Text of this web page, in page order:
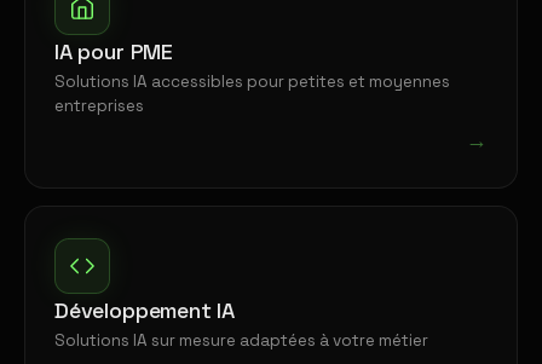
IA pour PME
Solutions IA accessibles pour petites et moyennes
entreprises
→
Développement IA
Solutions IA sur mesure adaptées à votre métier